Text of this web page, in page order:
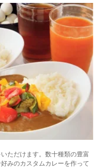
ただけます。数十種類の豊富
みのカスタムカレーを作って